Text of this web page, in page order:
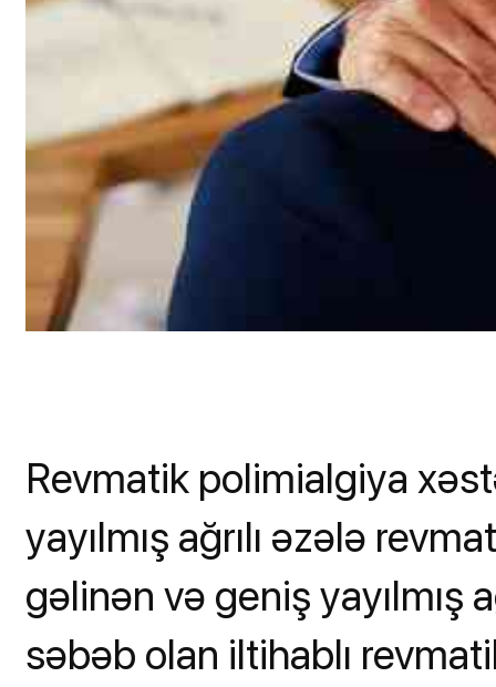
Revmatik polimialgiya
yayılmış ağrılı əzələ
gəlinən və geniş yayılmış
səbəb olan iltihablı